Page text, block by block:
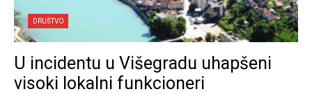
DRUŠTVO
U incidentu u Višegradu uhapšeni
visoki lokalni funkcioneri